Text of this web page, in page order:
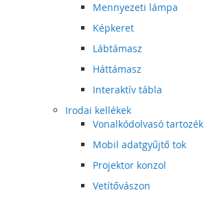
Mennyezeti lámpa
Képkeret
Lábtámasz
Háttámasz
Interaktív tábla
Irodai kellékek
Vonalkódolvasó tartozék
Mobil adatgyűjtő tok
Projektor konzol
Vetítővászon